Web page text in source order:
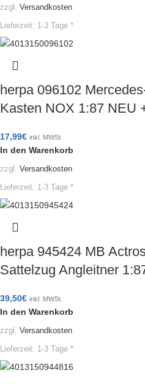
zzgl. Versandkosten
Lieferzeit: 1-3 Tage *
herpa 096102
Kasten NOX 1:87 NEU
17,99€ inkl. MWSt.
In den Warenkorb
zzgl. Versandkosten
Lieferzeit: 1-3 Tage *
herpa 945424 MB
Sattelzug Angleitner
39,50€ inkl. MWSt.
In den Warenkorb
zzgl. Versandkosten
Lieferzeit: 1-3 Tage *